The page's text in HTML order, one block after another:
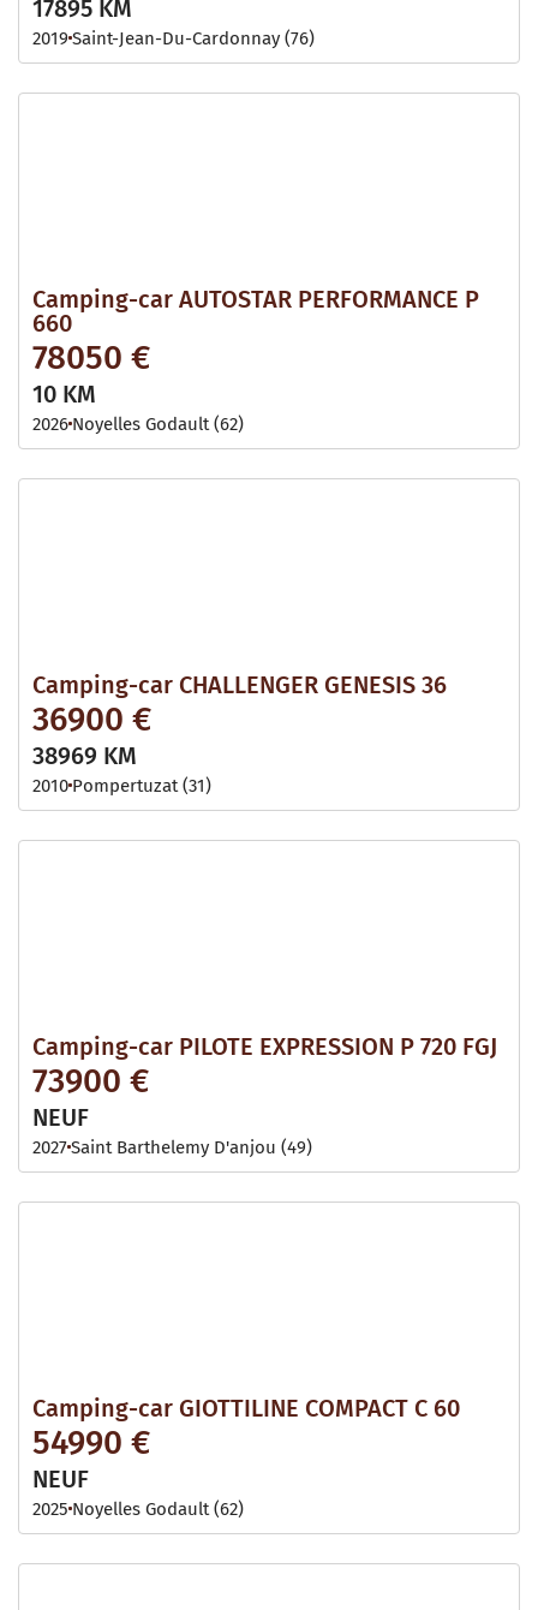
17895 KM
2019 Saint-Jean-Du-Cardonnay (76)
Camping-car AUTOSTAR PERFORMANCE P
660
78050 €
10 KM
2026 Noyelles Godault (62)
Camping-car CHALLENGER GENESIS 36
36900 €
38969 KM
2010 Pompertuzat (31)
Camping-car PILOTE EXPRESSION P 720 FGJ
73900 €
NEUF
2027Saint Barthelemy D'anjou (49)
Camping-car GIOTTILINE COMPACT C 60
54990 €
NEUF
2025 Noyelles Godault (62)